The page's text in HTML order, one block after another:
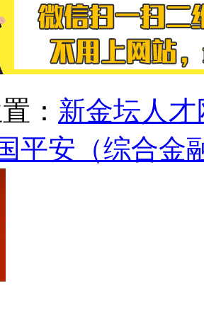
： 新金坛人才
平安（综合金